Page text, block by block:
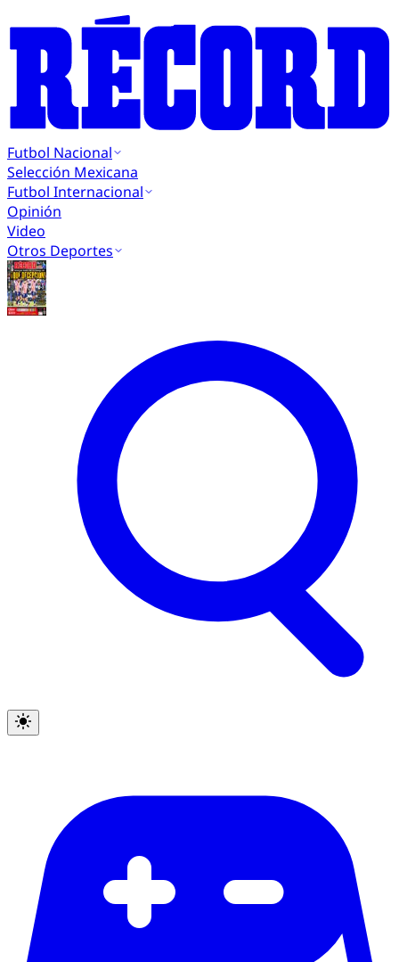
Futbol Nacional
Selección Mexicana
Futbol Internacional
Opinión
Video
Otros Deportes